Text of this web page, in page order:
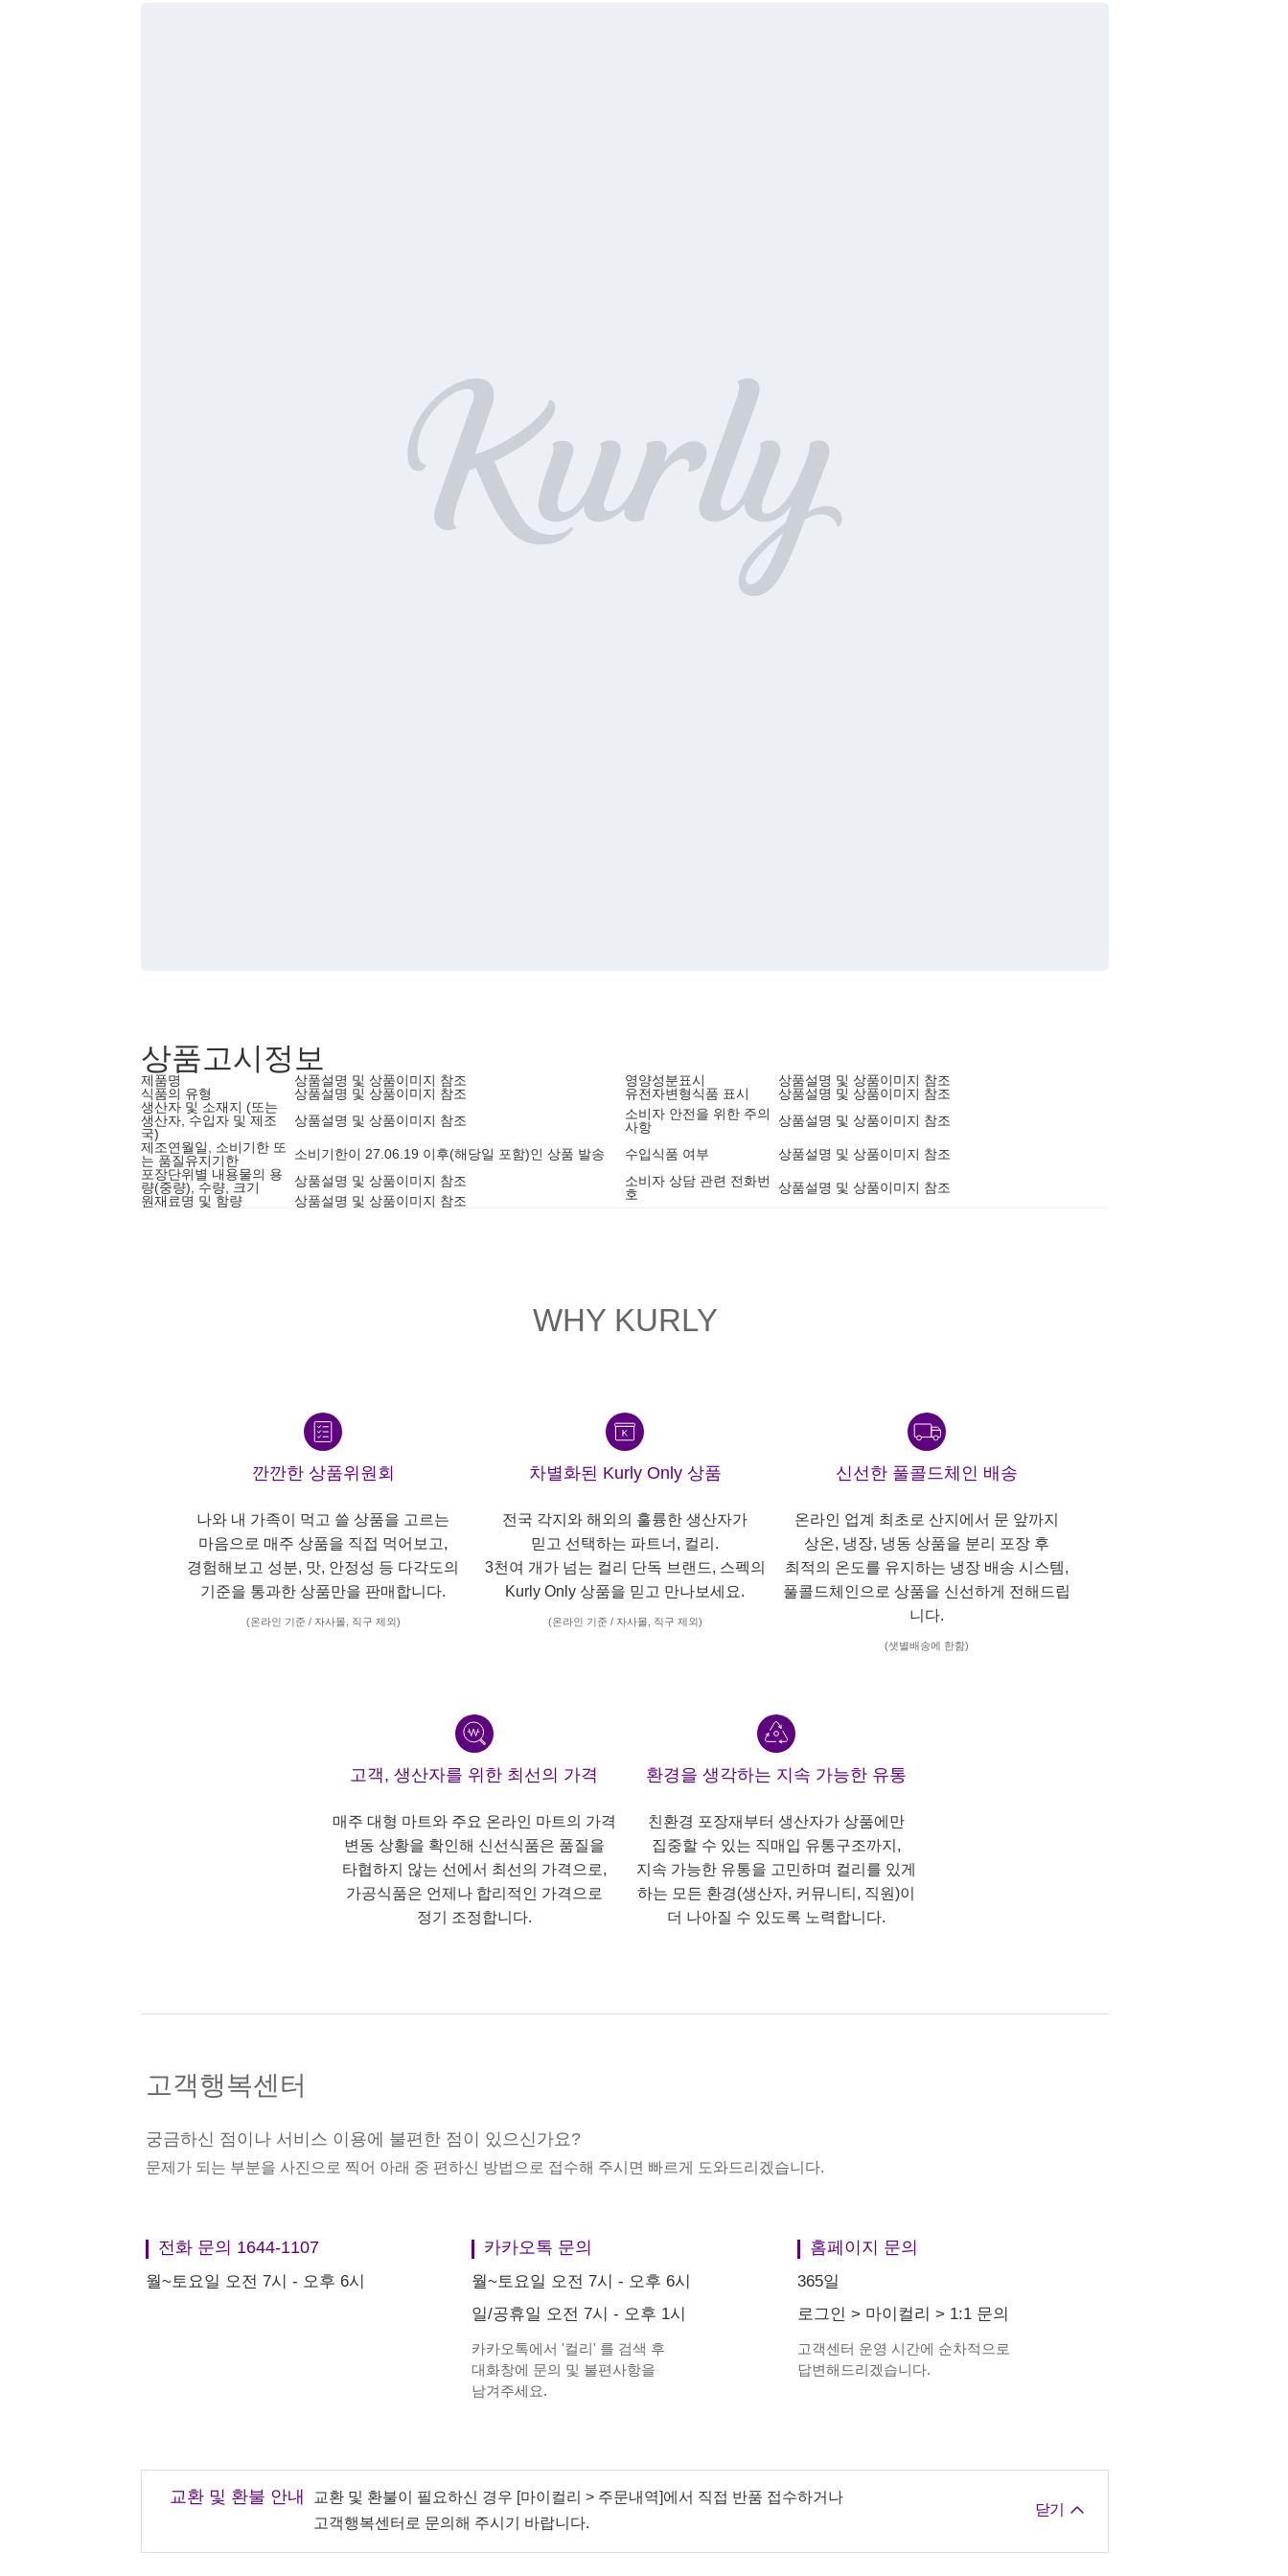
상품고시정보
제품명 상품설명 및 상품이미지 참조 영양성분표시
상품설명 및 상품이미지 참조
식품의 유형
상품설명 및 상품이미지 참조 유전자변형식품 표시
상품설명 및 상품이미지 참조
생산자 및 소재지 (또는
생산자, 수입자 및 제조
국)
상품설명 및 상품이미지 참조
소비자 안전을 위한 주의
사항
상품설명 및 상품이미지 참조
제조연월일, 소비기한 또
는 품질유지기한
소비기한이 27.06.19 이후(해당일 포함)인 상품 발송 수입식품 여부
상품설명 및 상품이미지 참조
포장단위별 내용물의 용
량(중량), 수량, 크기
상품설명 및 상품이미지 참조
소비자 상담 관련 전화번
호
상품설명 및 상품이미지 참조
원재료명 및 함량
상품설명 및 상품이미지 참조
WHY KURLY
깐깐한 상품위원회
나와 내 가족이 먹고 쓸 상품을 고르는
마음으로 매주 상품을 직접 먹어보고,
경험해보고 성분, 맛, 안정성 등 다각도의
기준을 통과한 상품만을 판매합니다.
(온라인 기준 / 자사몰, 직구 제외)
차별화된 Kurly Only 상품
전국 각지와 해외의 훌륭한 생산자가
믿고 선택하는 파트너, 컬리.
3천여 개가 넘는 컬리 단독 브랜드, 스펙의
Kurly Only 상품을 믿고 만나보세요.
(온라인 기준 / 자사몰, 직구 제외)
신선한 풀콜드체인 배송
온라인 업계 최초로 산지에서 문 앞까지
상온, 냉장, 냉동 상품을 분리 포장 후
최적의 온도를 유지하는 냉장 배송 시스템,
풀콜드체인으로 상품을 신선하게 전해드립
니다.
(샛별배송에 한함)
고객, 생산자를 위한 최선의 가격
매주 대형 마트와 주요 온라인 마트의 가격
변동 상황을 확인해 신선식품은 품질을
타협하지 않는 선에서 최선의 가격으로,
가공식품은 언제나 합리적인 가격으로
정기 조정합니다.
환경을 생각하는 지속 가능한 유통
친환경 포장재부터 생산자가 상품에만
집중할 수 있는 직매입 유통구조까지,
지속 가능한 유통을 고민하며 컬리를 있게
하는 모든 환경(생산자, 커뮤니티, 직원)이
더 나아질 수 있도록 노력합니다.
고객행복센터
궁금하신 점이나 서비스 이용에 불편한 점이 있으신가요?
문제가 되는 부분을 사진으로 찍어 아래 중 편하신 방법으로 접수해 주시면 빠르게 도와드리겠습니다.
전화 문의 1644-1107
월~토요일 오전 7시 - 오후 6시
카카오톡 문의
월~토요일 오전 7시 - 오후 6시
일/공휴일 오전 7시 - 오후 1시
카카오톡에서 '컬리' 를 검색 후
대화창에 문의 및 불편사항을
남겨주세요.
홈페이지 문의
365일
로그인 > 마이컬리 > 1:1 문의
고객센터 운영 시간에 순차적으로
답변해드리겠습니다.
교환 및 환불 안내
교환 및 환불이 필요하신 경우 [마이컬리 > 주문내역]에서 직접 반품 접수하거나
고객행복센터로 문의해 주시기 바랍니다.
닫기